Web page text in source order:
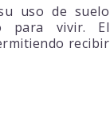
uso de suelo
para vivir. El
recibir